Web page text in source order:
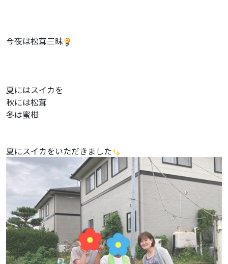
今夜は松茸三昧
夏にはスイカを
秋には松茸
冬は蜜柑
夏にスイカをいただきました